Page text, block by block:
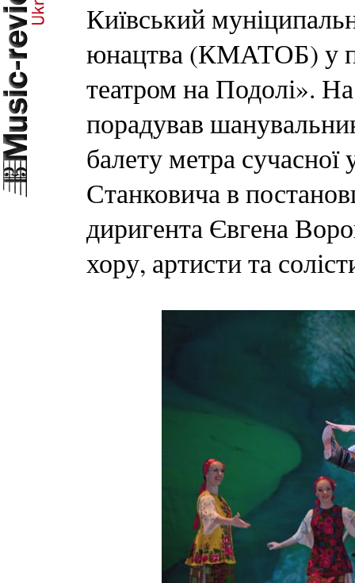
Київський
юнацтва (КМАТОБ) у
театром на Подолі».
порадував
балету метра сучасної
Станковича в
диригента Євгена
хору, артисти та